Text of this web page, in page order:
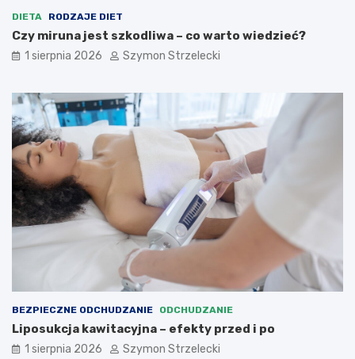
DIETA RODZAJE DIET
Czy miruna jest szkodliwa – co warto wiedzieć?
1 sierpnia 2026 Szymon Strzelecki
BEZPIECZNE ODCHUDZANIE ODCHUDZANIE
Liposukcja kawitacyjna – efekty przed i po
1 sierpnia 2026 Szymon Strzelecki